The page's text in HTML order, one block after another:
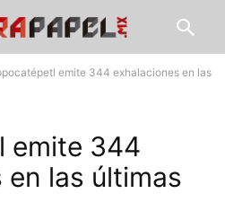
emite 344 exhalaciones en las
emite 344
las últimas